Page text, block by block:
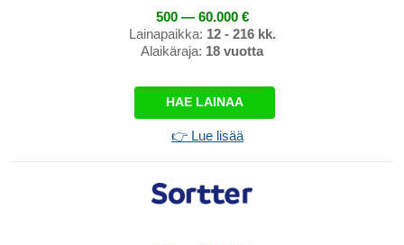
500 — 60.000 €
Lainapaikka: 12 - 216 kk.
Alaikäraja: 18 vuotta
HAE LAINAA
👉 Lue lisää